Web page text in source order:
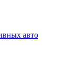
авто